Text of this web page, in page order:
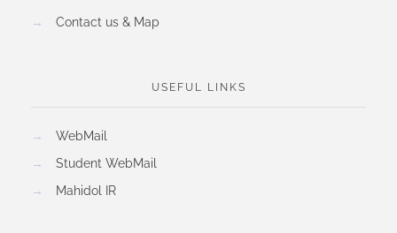
→
Contact us & Map
USEFUL LINKS
→
WebMail
→
Student WebMail
→
Mahidol IR